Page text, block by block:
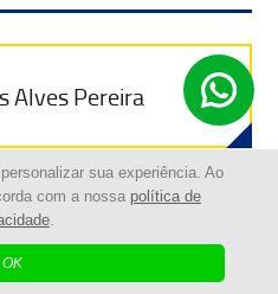
sua experiência. Ao
com a nossa política de
.
OK
Alves Pereira